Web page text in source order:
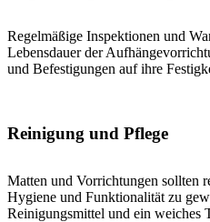
Regelmäßige Inspektionen und
Lebensdauer der
und Befestigungen auf ihre
Reinigung und Pflege
Matten und Vorrichtungen sollten
Hygiene und Funktionalität zu
Reinigungsmittel und ein weiches